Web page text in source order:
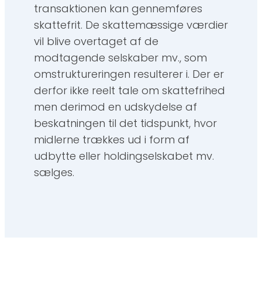
transaktionen kan gennemføres
skattefrit. De skattemæssige værdier
vil blive overtaget af de
modtagende selskaber mv., som
omstruktureringen resulterer i. Der er
derfor ikke reelt tale om skattefrihed
men derimod en udskydelse af
beskatningen til det tidspunkt, hvor
midlerne trækkes ud i form af
udbytte eller holdingselskabet mv.
sælges.